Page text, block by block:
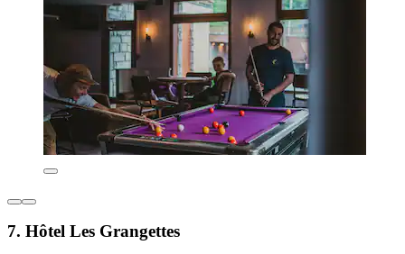
7. Hôtel Les Grangettes